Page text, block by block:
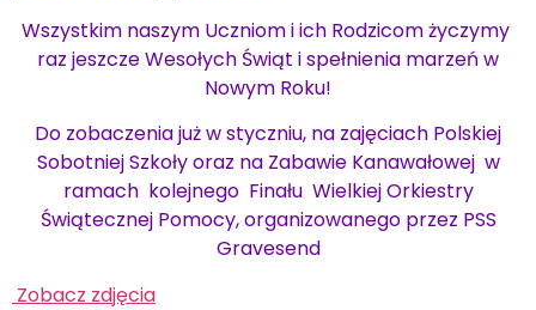
Wszystkim naszym Uczniom i ich Rodzicom życzymy
raz jeszcze Wesołych Świąt i spełnienia marzeń w
Nowym Roku!
Do zobaczenia już w styczniu, na zajęciach Polskiej
Sobotniej Szkoły oraz na Zabawie Kanawałowej w
ramach kolejnego Finału Wielkiej Orkiestry
Świątecznej Pomocy, organizowanego przez PSS
Gravesend
Zobacz zdjęcia